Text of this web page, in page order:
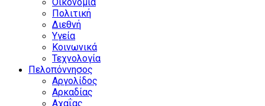
Πολιτική
Διεθνή
Υγεία
Κοινωνικά
Τεχνολογία
Πελοπόννησος
Αργολίδος
Αρκαδίας
Αχαΐας